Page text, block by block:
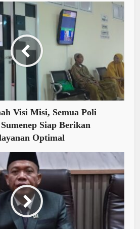
Visi Misi, Semua Poli
Siap Berikan
Optimal